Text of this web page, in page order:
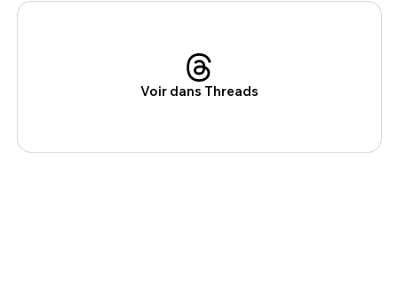
Voir dans Threads